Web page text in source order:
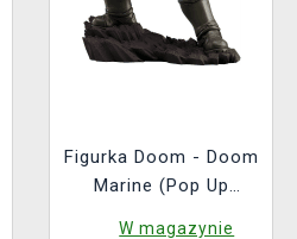
Figurka Doom - Doom
Marine (Pop Up
W magazynie